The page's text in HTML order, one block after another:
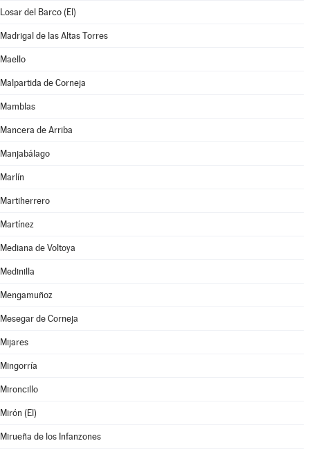
Losar del Barco (El)
Madrigal de las Altas Torres
Maello
Malpartida de Corneja
Mamblas
Mancera de Arriba
Manjabálago
Marlín
Martiherrero
Martínez
Mediana de Voltoya
Medinilla
Mengamuñoz
Mesegar de Corneja
Mijares
Mingorría
Mironcillo
Mirón (El)
Mirueña de los Infanzones